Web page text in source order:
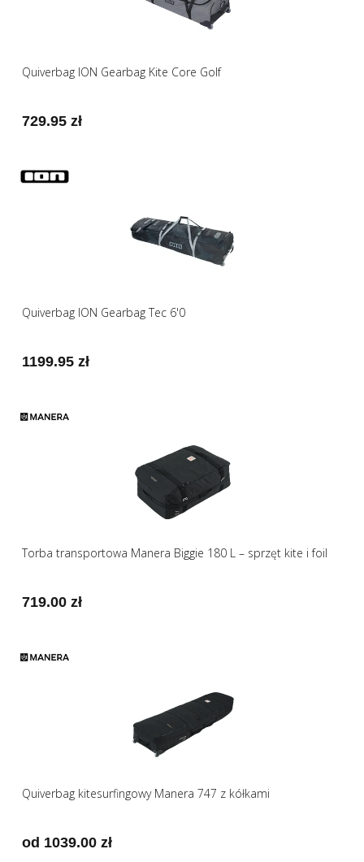
Quiverbag ION Gearbag Kite Core Golf
729.95 zł
Quiverbag ION Gearbag Tec 6'0
1199.95 zł
Torba transportowa Manera Biggie 180 L – sprzęt kite i foil
719.00 zł
Quiverbag kitesurfingowy Manera 747 z kółkami
od 1039.00 zł